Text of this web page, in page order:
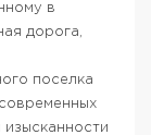
в
дорога,
поселка